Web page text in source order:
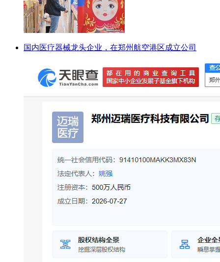
国内医疗器械龙头企业，在郑州航空港区成立公司